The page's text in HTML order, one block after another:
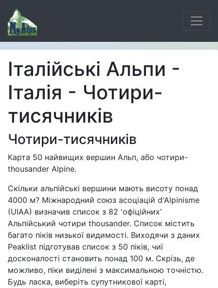
Італійські Альпи -
Італія - Чотири-
тисячників
Чотири-тисячників
Карта 50 найвищих вершин Альп, або чотири-
thousander Alpine.
Скільки альпійські вершини мають висоту понад
4000 м? Міжнародний союз асоціацій d'Alpinisme
(UIAA) визначив список з 82 'офіційних'
Альпійський чотири thousander. Список містить
багато піків низької видимості. Виходячи з даних
Peaklist підготував список з 50 піків, чиї
досконалості становить понад 100 м. Скрізь, де
можливо, піки виділені з максимальною точністю.
Будь ласка, виберіть супутникової карті,